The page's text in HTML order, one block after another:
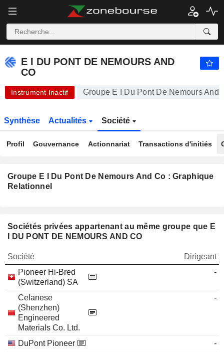
E I DU PONT DE NEMOURS AND CO - $ -
E I DU PONT DE NEMOURS AND
CO
Instrument Inactif Groupe E I Du Pont De Nemours And
Synthèse Actualités Société
Profil Gouvernance Actionnariat Transactions d'initiés
Groupe E I Du Pont De Nemours And Co : Graphique
Relationnel
Sociétés privées appartenant au même groupe que E
I DU PONT DE NEMOURS AND CO
Société
Dirigeant
Pioneer Hi-Bred
(Switzerland) SA
-
Celanese
(Shenzhen)
Engineered
Materials Co. Ltd.
-
DuPont Pioneer
-